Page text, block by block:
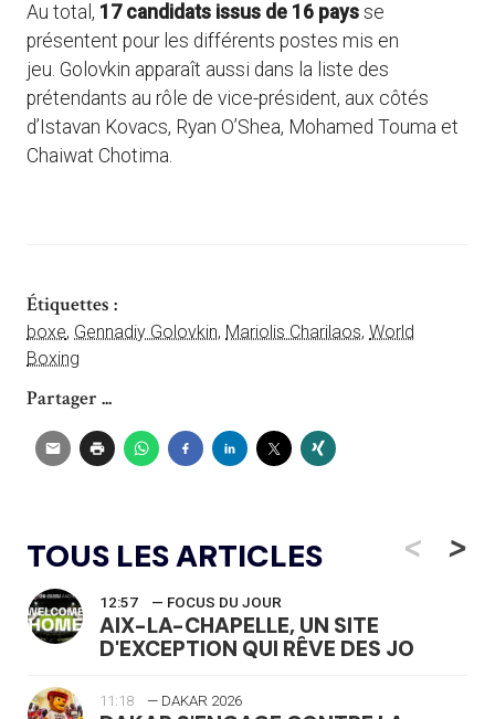
Au total, 17 candidats issus de 16 pays se
présentent pour les différents postes mis en
jeu. Golovkin apparaît aussi dans la liste des
prétendants au rôle de vice-président, aux côtés
d’Istavan Kovacs, Ryan O’Shea, Mohamed Touma et
Chaiwat Chotima.
Étiquettes :
boxe, Gennadiy Golovkin, Mariolis Charilaos, World
Boxing
Partager ...
TOUS LES ARTICLES <
12:57 — FOCUS DU JOUR
AIX-LA-CHAPELLE, UN SITE
D'EXCEPTION QUI RÊVE DES JO
11:18 — DAKAR 2026
>